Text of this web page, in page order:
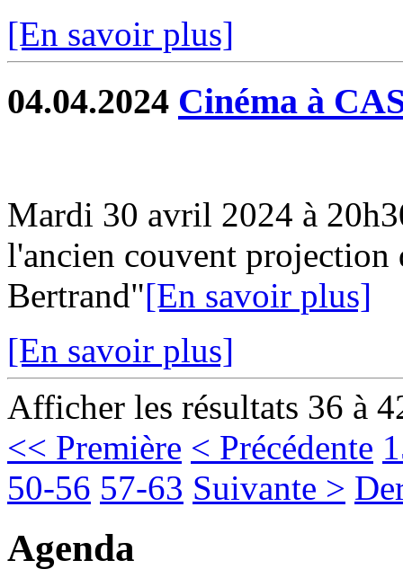
[En savoir plus]
04.04.2024 Cinéma à
Mardi 30 avril 2024 à
l'ancien couvent projection
Bertrand"[En savoir plus]
[En savoir plus]
Afficher les résultats 36 à
<< Première < Précédente
50-56 57-63 Suivante >
Agenda